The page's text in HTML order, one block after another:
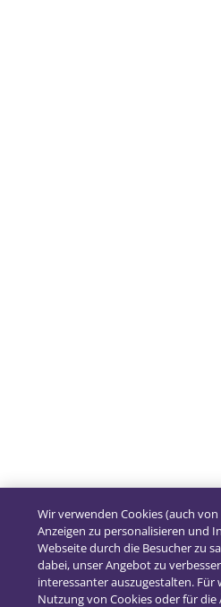
Wir verwenden Cookies (auch
Anzeigen zu personalisieren und
Webseite durch die Besucher zu
dabei, unser Angebot zu
interessanter auszugestalten.
Nutzung von Cookies oder für